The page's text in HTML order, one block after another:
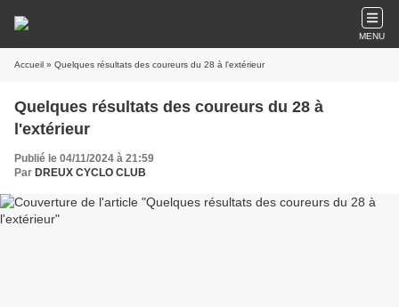
MENU
Accueil » Quelques résultats des coureurs du 28 à l'extérieur
Quelques résultats des coureurs du 28 à
l'extérieur
Publié le 04/11/2024 à 21:59
Par DREUX CYCLO CLUB